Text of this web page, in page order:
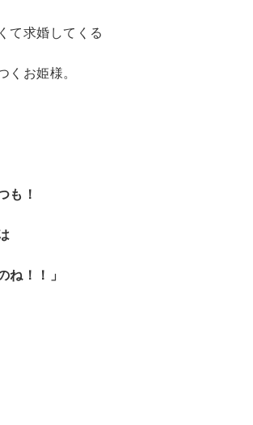
て求婚してくる
くお姫様。
も！
！！」